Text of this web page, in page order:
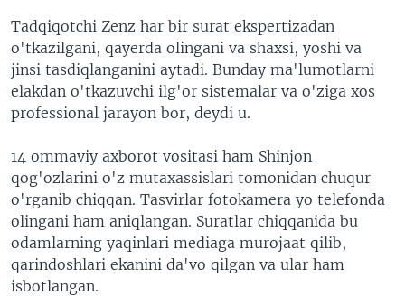
Tadqiqotchi Zenz har bir surat ekspertizadan
o'tkazilgani, qayerda olingani va shaxsi, yoshi va
jinsi tasdiqlanganini aytadi. Bunday ma'lumotlarni
elakdan o'tkazuvchi ilg'or sistemalar va o'ziga xos
professional jarayon bor, deydi u.
14 ommaviy axborot vositasi ham Shinjon
qog'ozlarini o'z mutaxassislari tomonidan chuqur
o'rganib chiqqan. Tasvirlar fotokamera yo telefonda
olingani ham aniqlangan. Suratlar chiqqanida bu
odamlarning yaqinlari mediaga murojaat qilib,
qarindoshlari ekanini da'vo qilgan va ular ham
isbotlangan.